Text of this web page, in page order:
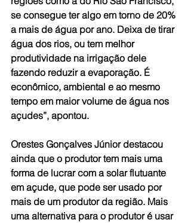
se consegue ter algo em torno de 20%
a mais de água por ano. Deixa de tirar
água dos rios, ou tem melhor
produtividade na irrigação dele
fazendo reduzir a evaporação. É
econômico, ambiental e ao mesmo
tempo em maior volume de água nos
açudes”, apontou.
Orestes Gonçalves Júnior destacou
ainda que o produtor tem mais uma
forma de lucrar com a solar flutuante
em açude, que pode ser usado por
mais de um produtor da região. Mais
uma alternativa para o produtor é usar